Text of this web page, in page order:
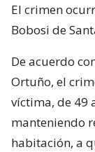
El crimen
Bobosi de
De acuerdo
Ortuño, el
víctima, de 49
manteniendo
habitación, a